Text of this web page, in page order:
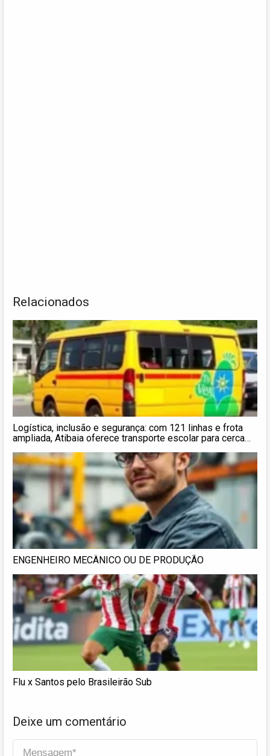
Relacionados
Logística, inclusão e segurança: com 121 linhas e frota
ampliada, Atibaia oferece transporte escolar para cerca
ENGENHEIRO MECÂNICO OU DE PRODUÇÃO
Flu x Santos pelo Brasileirão Sub
Deixe um comentário